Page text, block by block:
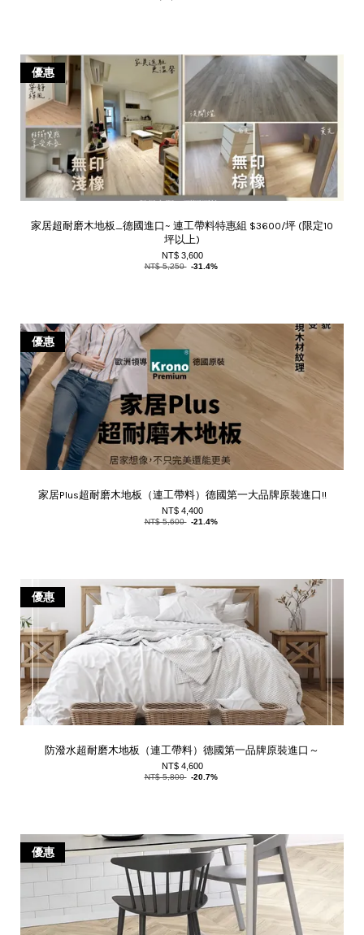
優惠
家居超耐磨木地板_德國進口~ 連工帶料特惠組 $3600/坪 (限定10
坪以上)
NT$ 3,600
NT$ 5,250 -31.4%
優惠
家居Plus超耐磨木地板（連工帶料）德國第一大品牌原裝進口!!
NT$ 4,400
NT$ 5,600 -21.4%
優惠
防潑水超耐磨木地板（連工帶料）德國第一品牌原裝進口～
NT$ 4,600
NT$ 5,800 -20.7%
優惠